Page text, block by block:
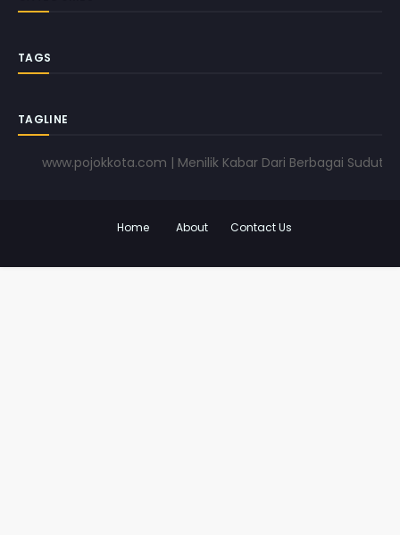
TAGS
TAGLINE
www.pojokkota.com | Menilik Kabar Dari Berbagai Sudut
Home About Contact Us